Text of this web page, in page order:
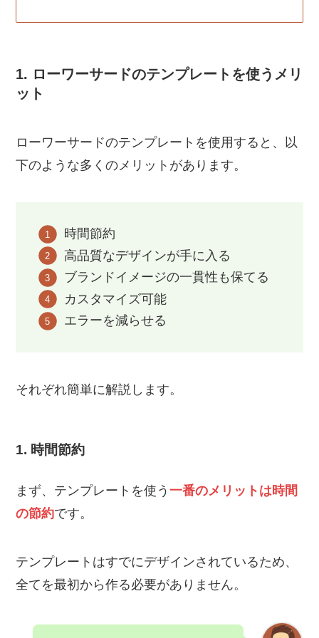
1. ローワーサードのテンプレートを使うメリ
ット
ローワーサードのテンプレートを使用すると、以
下のような多くのメリットがあります。
時間節約
高品質なデザインが手に入る
ブランドイメージの一貫性も保てる
カスタマイズ可能
エラーを減らせる
それぞれ簡単に解説します。
1. 時間節約
まず、テンプレートを使う一番のメリットは時間
の節約です。
テンプレートはすでにデザインされているため、
全てを最初から作る必要がありません。